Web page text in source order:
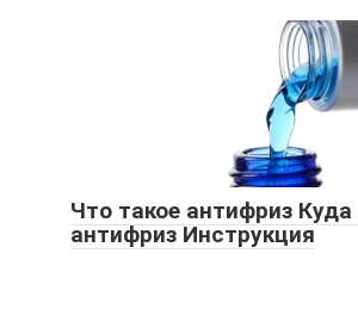
Что такое антифриз Куда
антифриз Инструкция